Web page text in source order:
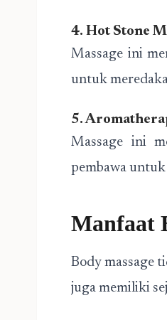
4. Hot Stone
Massage ini
untuk
5.
Massage ini
pembawa
Manfaat
Body massage
juga memiliki